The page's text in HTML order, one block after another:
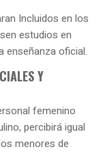
Incluidos en los
estudios en
enseñanza oficial.
Y
femenino
percibirá igual
menores de